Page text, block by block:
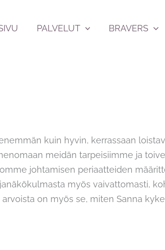
PALVELUT BRAVERS
kuin hyvin, kerrassaan
meidän tarpeisiimme ja
johtamisen periaatteiden
myös vaivattomasti,
on myös se, miten Sanna